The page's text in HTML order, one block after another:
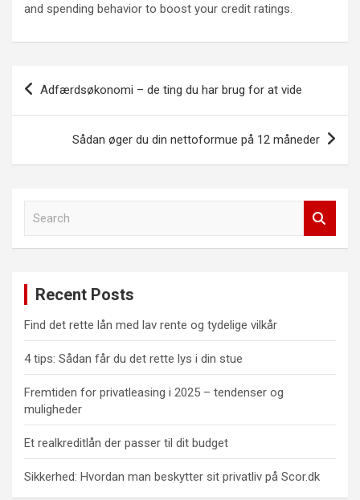
and spending behavior to boost your credit ratings.
Indlægsnavigation
Adfærdsøkonomi – de ting du har brug for at vide
Sådan øger du din nettoformue på 12 måneder
Recent Posts
Find det rette lån med lav rente og tydelige vilkår
4 tips: Sådan får du det rette lys i din stue
Fremtiden for privatleasing i 2025 – tendenser og
muligheder
Et realkreditlån der passer til dit budget
Sikkerhed: Hvordan man beskytter sit privatliv på Scor.dk